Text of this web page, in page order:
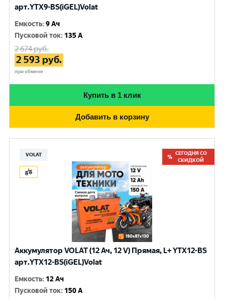
арт.YTX9-BS(iGEL)Volat
Емкость:9 Ач
Пусковой ток: 135 A
2 674руб.
2 593 руб.
при обмене
Купить в 1 клик
Добавить в корзину
VOLAT
СЕГОДНЯ СО
СКИДКОЙ
Аккумулятор VOLAT (12 Ач, 12 V) Прямая, L+ YTX12-BS
арт.YTX12-BS(iGEL)Volat
Емкость: 12 Ач
Пусковой ток: 150 A